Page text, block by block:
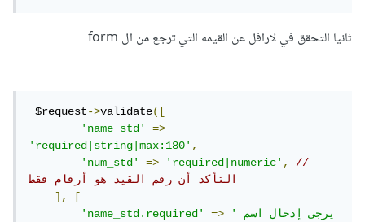
ثانيا التحقق في لارافل عن القيمه التي ترجع من ال form
$request->validate([
'name_std'
=>
'required|string|max:180',
'num_std'
=> 'required|numeric',
//
التأكد أن رقم القيد هو أرقام فقط
],
[
'name_std.required'
=>
'يرجى إدخال اسم